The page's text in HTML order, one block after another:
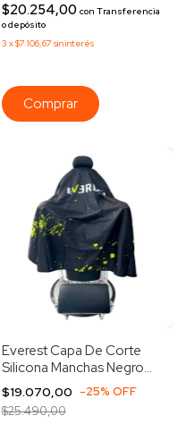
$20.254,00 con Transferencia
o depósito
3 x$7.106,67 sin interés
Everest Capa De Corte
Silicona Manchas Negro
Con Verde Manchas Negro
Con Verde Negro
$19.070,00 -25% OFF
$25.490,00